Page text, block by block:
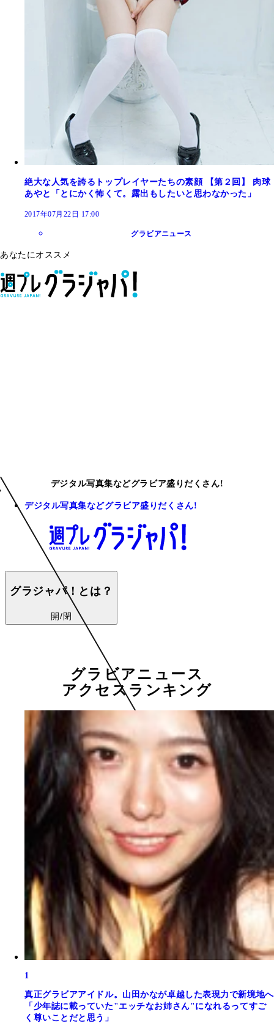
絶大な人気を誇るトップレイヤーたちの素顔 【第２回】 肉球
あやと「とにかく怖くて。露出もしたいと思わなかった」
2017年07月22日 17:00
グラビアニュース
あなたにオススメ
デジタル写真集などグラビア盛りだくさん!
デジタル写真集などグラビア盛りだくさん!
グラジャパ！とは？
開/閉
グラビアニュース
アクセスランキング
1
真正グラビアアイドル。山田かなが卓越した表現力で新境地へ
「少年誌に載っていた"エッチなお姉さん"になれるってすご
く尊いことだと思う」